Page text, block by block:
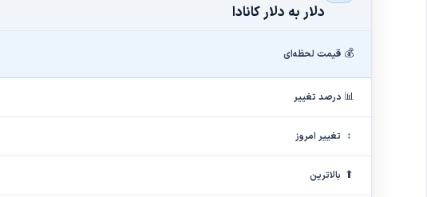
دلار به دلار کانادا
💰 قیمت لحظه‌ای
📊 درصد تغییر
↕ تغییر امروز
⬆ بالاترین